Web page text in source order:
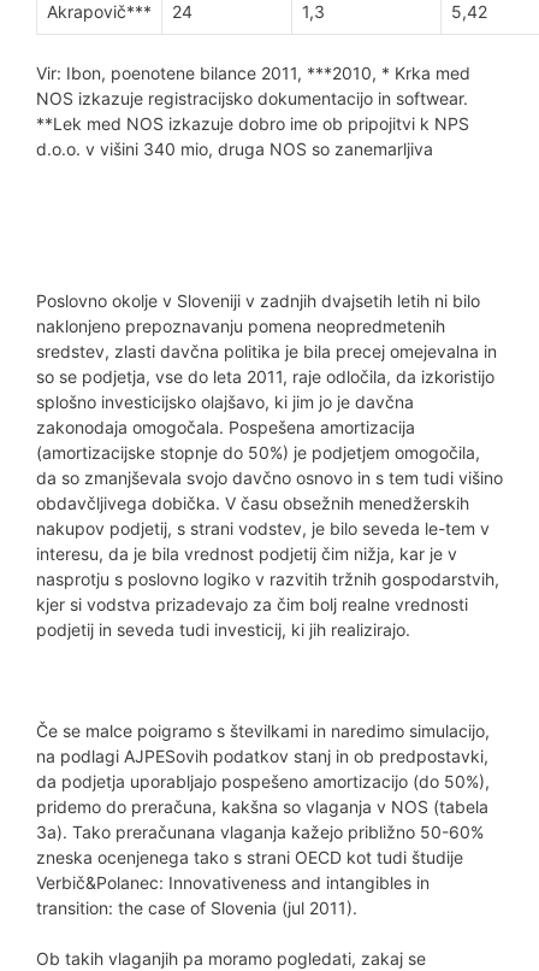
Akrapovič*** 24 1,3 5,42
Vir: Ibon, poenotene bilance 2011, ***2010, * Krka med
NOS izkazuje registracijsko dokumentacijo in softwear.
**Lek med NOS izkazuje dobro ime ob pripojitvi k NPS
d.o.o. v višini 340 mio, druga NOS so zanemarljiva
Poslovno okolje v Sloveniji v zadnjih dvajsetih letih ni bilo
naklonjeno prepoznavanju pomena neopredmetenih
sredstev, zlasti davčna politika je bila precej omejevalna in
so se podjetja, vse do leta 2011, raje odločila, da izkoristijo
splošno investicijsko olajšavo, ki jim jo je davčna
zakonodaja omogočala. Pospešena amortizacija
(amortizacijske stopnje do 50%) je podjetjem omogočila,
da so zmanjševala svojo davčno osnovo in s tem tudi višino
obdavčljivega dobička. V času obsežnih menedžerskih
nakupov podjetij, s strani vodstev, je bilo seveda le-tem v
interesu, da je bila vrednost podjetij čim nižja, kar je v
nasprotju s poslovno logiko v razvitih tržnih gospodarstvih,
kjer si vodstva prizadevajo za čim bolj realne vrednosti
podjetij in seveda tudi investicij, ki jih realizirajo.
Če se malce poigramo s številkami in naredimo simulacijo,
na podlagi AJPESovih podatkov stanj in ob predpostavki,
da podjetja uporabljajo pospešeno amortizacijo (do 50%),
pridemo do preračuna, kakšna so vlaganja v NOS (tabela
3a). Tako preračunana vlaganja kažejo približno 50-60%
zneska ocenjenega tako s strani OECD kot tudi študije
Verbič&Polanec: Innovativeness and intangibles in
transition: the case of Slovenia (jul 2011).
Ob takih vlaganjih pa moramo pogledati, zakaj se